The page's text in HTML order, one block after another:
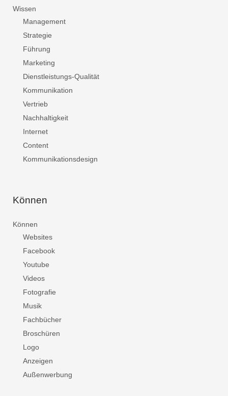
Wissen
Management
Strategie
Führung
Marketing
Dienstleistungs-Qualität
Kommunikation
Vertrieb
Nachhaltigkeit
Internet
Content
Kommunikationsdesign
Können
Können
Websites
Facebook
Youtube
Videos
Fotografie
Musik
Fachbücher
Broschüren
Logo
Anzeigen
Außenwerbung